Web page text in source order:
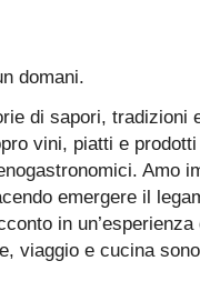
domani.
di sapori, tradizioni
vini, piatti e
Amo
emergere il
in
viaggio e cucina